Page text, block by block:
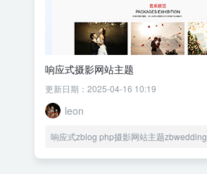
响应式摄影网站主题
更新日期：2025-04-16 10:19
leon
响应式zblog php摄影网站主题zbwedding